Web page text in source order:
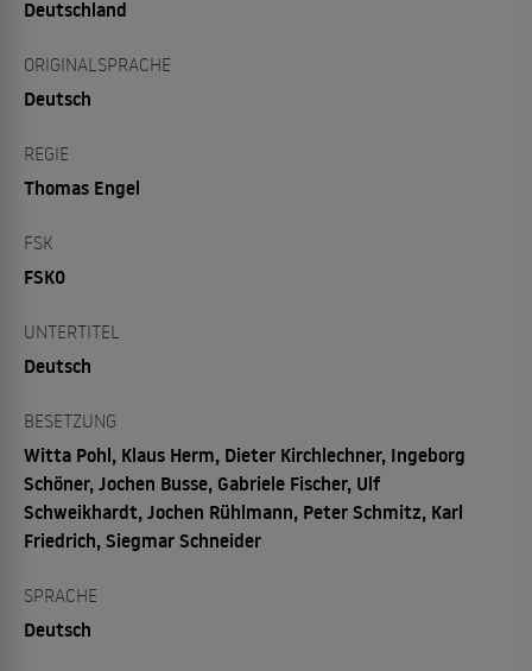
Deutschland
ORIGINALSPRACHE
Deutsch
REGIE
Thomas Engel
FSK
FSK0
UNTERTITEL
Deutsch
BESETZUNG
Witta Pohl, Klaus Herm, Dieter Kirchlechner, Ingeborg
Schöner, Jochen Busse, Gabriele Fischer, Ulf
Schweikhardt, Jochen Rühlmann, Peter Schmitz, Karl
Friedrich, Siegmar Schneider
SPRACHE
Deutsch